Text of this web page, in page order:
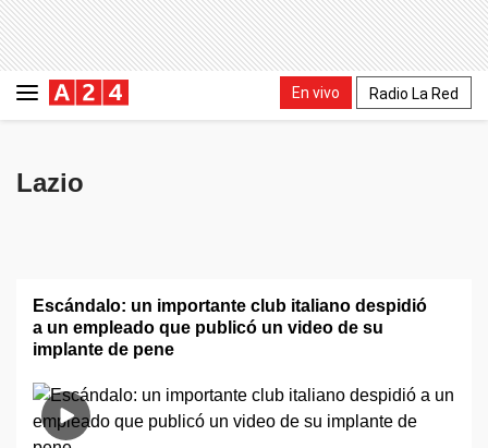
En vivo Radio La Red
Lazio
Escándalo: un importante club italiano despidió
a un empleado que publicó un video de su
implante de pene